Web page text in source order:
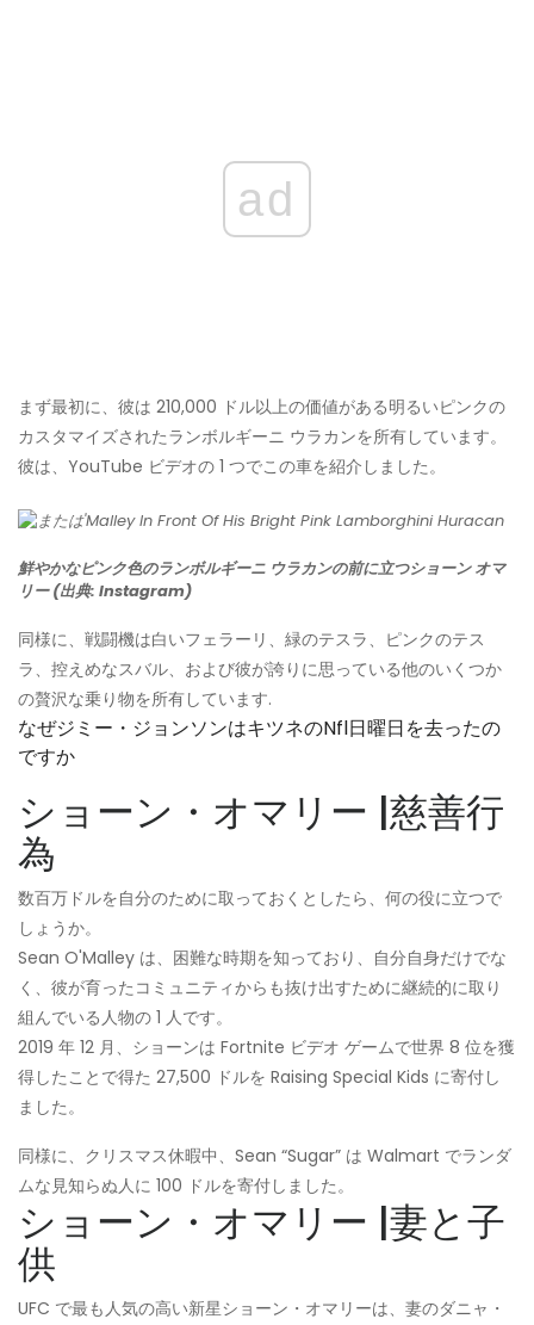
ad
まず最初に、彼は 210,000 ドル以上の価値がある明るいピンクの
カスタマイズされたランボルギーニ ウラカンを所有しています。
彼は、YouTube ビデオの 1 つでこの車を紹介しました。
鮮やかなピンク色のランボルギーニ ウラカンの前に立つショーン オマ
リー (出典: Instagram)
同様に、戦闘機は白いフェラーリ、緑のテスラ、ピンクのテス
ラ、控えめなスバル、および彼が誇りに思っている他のいくつか
の贅沢な乗り物を所有しています.
なぜジミー・ジョンソンはキツネのnfl日曜日を去ったの
ですか
ショーン・オマリー |慈善行
為
数百万ドルを自分のために取っておくとしたら、何の役に立つで
しょうか。
Sean O'Malley は、困難な時期を知っており、自分自身だけでな
く、彼が育ったコミュニティからも抜け出すために継続的に取り
組んでいる人物の 1 人です。
2019 年 12 月、ショーンは Fortnite ビデオ ゲームで世界 8 位を獲
得したことで得た 27,500 ドルを Raising Special Kids に寄付し
ました。
同様に、クリスマス休暇中、Sean “Sugar” は Walmart でランダ
ムな見知らぬ人に 100 ドルを寄付しました。
ショーン・オマリー |妻と子
供
UFC で最も人気の高い新星ショーン・オマリーは、妻のダニャ・